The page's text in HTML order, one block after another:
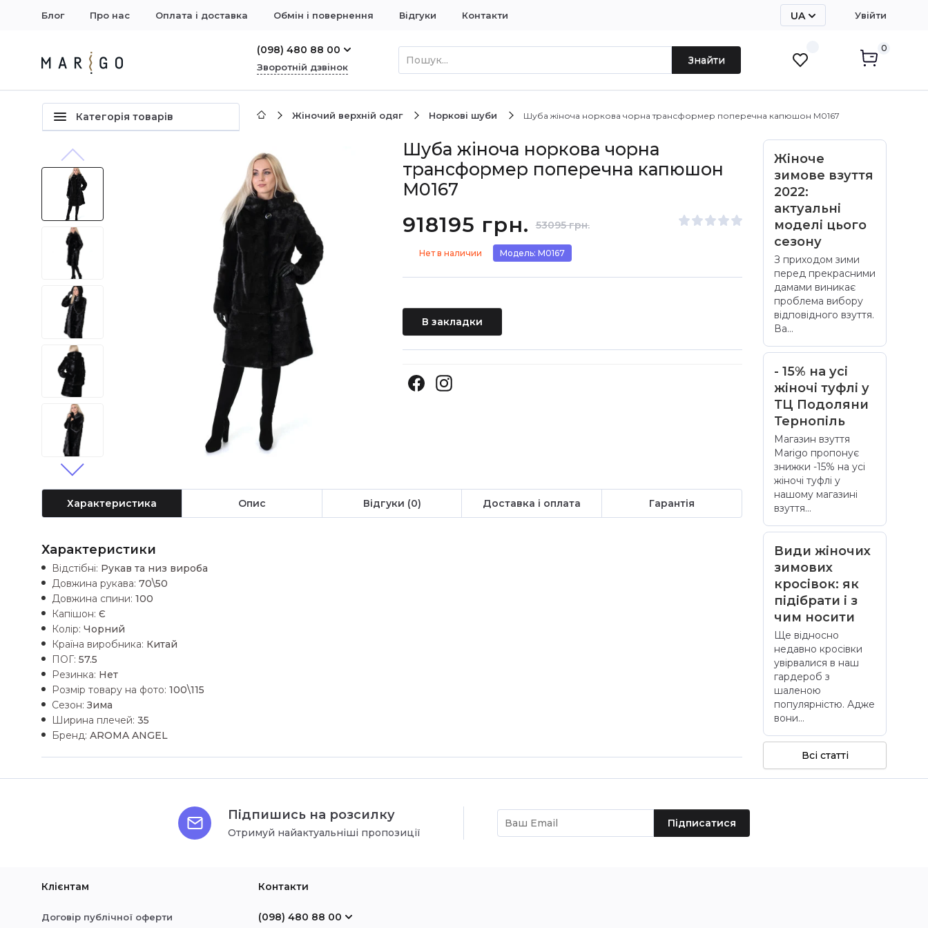
Блог Про нас Оплата і доставка Обмін і повернення Відгуки Контакти
UA
Увійти
(098) 480 88 00
Зворотній дзвінок
Знайти
0
Категорія товарів Жіночий верхній одяг Норкові шуби Шуба жіноча норкова чорна трансформер поперечна капюшон М0167
Шуба жіноча норкова чорна
трансформер поперечна капюшон
М0167
918195 грн. 53095 грн.
Нет в наличии Модель: М0167
В закладки
Характеристика Опис Відгуки (0) Доставка і оплата Гарантія
Характеристики
Відстібні: Рукав та низ вироба
Довжина рукава: 70\50
Довжина спини: 100
Капішон: Є
Колір: Чорний
Країна виробника: Китай
ПОГ: 57.5
Резинка: Нет
Розмір товару на фото: 100\115
Сезон: Зима
Ширина плечей: 35
Бренд: AROMA ANGEL
Жіноче
зимове взуття
2022:
актуальні
моделі цього
сезону
З приходом зими
перед прекрасними
дамами виникає
проблема вибору
відповідного взуття.
Ва...
- 15% на усі
жіночі туфлі у
ТЦ Подоляни
Тернопіль
Магазин взуття
Marigo пропонує
знижки -15% на усі
жіночі туфлі у
нашому магазині
взуття...
Види жіночих
зимових
кросівок: як
підібрати і з
чим носити
Ще відносно
недавно кросівки
увірвалися в наш
гардероб з
шаленою
популярністю. Адже
вони...
Всі статті
Підпишись на розсилку
Отримуй найактуальніші пропозиції
Підписатися
Клієнтам
Договір публічної оферти
Контакти
(098) 480 88 00